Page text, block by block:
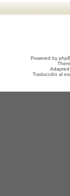
Powered by
Traducción al